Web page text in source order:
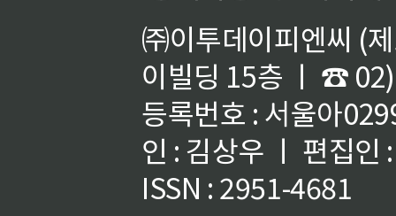
㈜이투데이피엔씨 (
이빌딩 15층 ㅣ ☎
등록번호 : 서울아
인 : 김상우 ㅣ 편집인
ISSN : 2951-4681